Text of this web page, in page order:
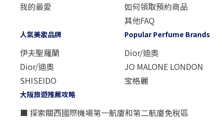
我的最愛
如何領取預約商品
其他FAQ
人氣美妝品牌
伊夫聖羅蘭
Dior/迪奧
SHISEIDO
Popular Perfume Brands
Dior/迪奧
JO MALONE LONDON
宝格麗
大阪旅遊推薦攻略
■ 探索關西國際機場第一航廈和第二航廈免稅區